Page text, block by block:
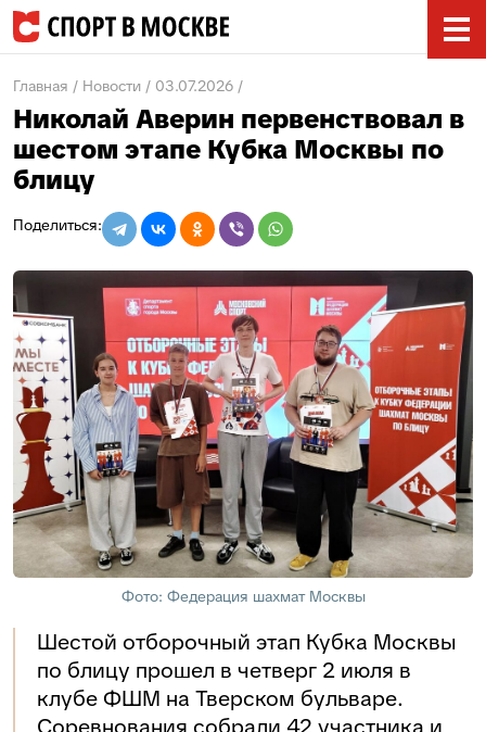
Главная Новости 03.07.2026
Николай Аверин первенствовал в
шестом этапе Кубка Москвы по
блицу
Фото: Федерация шахмат Москвы
Шестой отборочный этап Кубка Москвы
по блицу прошел в четверг 2 июля в
клубе ФШМ на Тверском бульваре.